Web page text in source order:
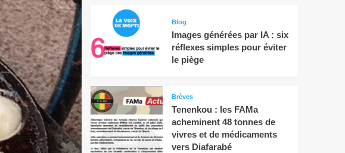
Blog
Images générées par IA : six
réflexes simples pour éviter
le piège
Brèves
Tenenkou : les FAMa
acheminent 48 tonnes de
vivres et de médicaments
vers Diafarabé